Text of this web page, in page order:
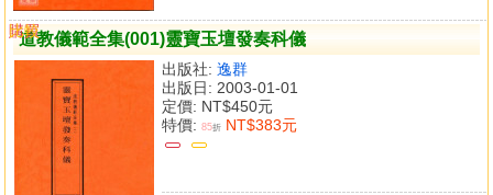
道教儀範全集(001)靈寶玉壇發奏科儀
出版社: 逸群
出版日: 2003-01-01
定價: NT$450元
特價: 85折 NT$383元
購買
比較